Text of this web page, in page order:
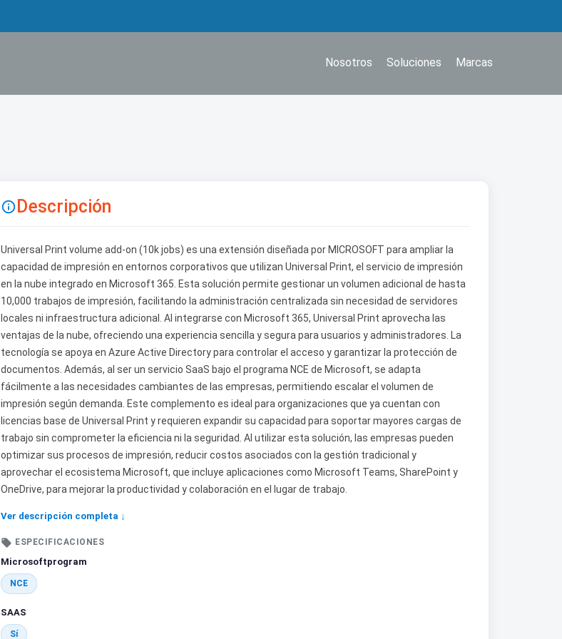
Marcas
Soluciones
Nosotros
 Descripción
Universal Print volume add-on (10k jobs) es una extensión diseñada por MICROSOFT para ampliar la
capacidad de impresión en entornos corporativos que utilizan Universal Print, el servicio de impresión
en la nube integrado en Microsoft 365. Esta solución permite gestionar un volumen adicional de hasta
10,000 trabajos de impresión, facilitando la administración centralizada sin necesidad de servidores
locales ni infraestructura adicional. Al integrarse con Microsoft 365, Universal Print aprovecha las
ventajas de la nube, ofreciendo una experiencia sencilla y segura para usuarios y administradores. La
tecnología se apoya en Azure Active Directory para controlar el acceso y garantizar la protección de
documentos. Además, al ser un servicio SaaS bajo el programa NCE de Microsoft, se adapta
fácilmente a las necesidades cambiantes de las empresas, permitiendo escalar el volumen de
impresión según demanda. Este complemento es ideal para organizaciones que ya cuentan con
licencias base de Universal Print y requieren expandir su capacidad para soportar mayores cargas de
trabajo sin comprometer la eficiencia ni la seguridad. Al utilizar esta solución, las empresas pueden
optimizar sus procesos de impresión, reducir costos asociados con la gestión tradicional y
aprovechar el ecosistema Microsoft, que incluye aplicaciones como Microsoft Teams, SharePoint y
OneDrive, para mejorar la productividad y colaboración en el lugar de trabajo.
Ver descripción completa ↓
 ESPECIFICACIONES
Microsoftprogram
NCE
SAAS
Sí